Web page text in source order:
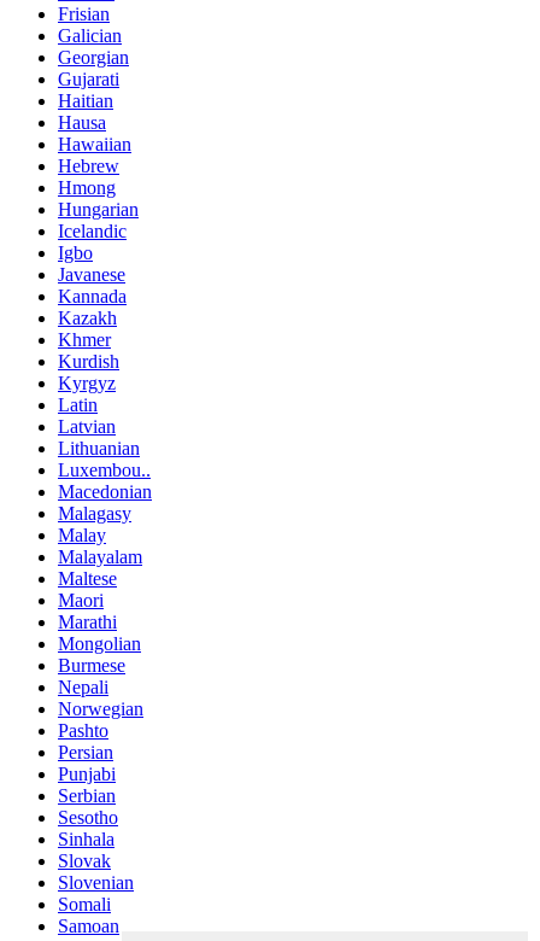
Frisian
Galician
Georgian
Gujarati
Haitian
Hausa
Hawaiian
Hebrew
Hmong
Hungarian
Icelandic
Igbo
Javanese
Kannada
Kazakh
Khmer
Kurdish
Kyrgyz
Latin
Latvian
Lithuanian
Luxembou..
Macedonian
Malagasy
Malay
Malayalam
Maltese
Maori
Marathi
Mongolian
Burmese
Nepali
Norwegian
Pashto
Persian
Punjabi
Serbian
Sesotho
Sinhala
Slovak
Slovenian
Somali
Samoan